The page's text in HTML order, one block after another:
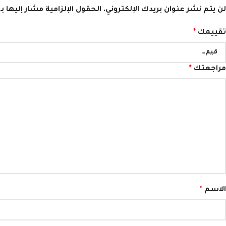
لن يتم نشر عنوان بريدك الإلكتروني. الحقول الإلزامية مشار إليها
تقييمك *
مراجعتك *
الاسم *